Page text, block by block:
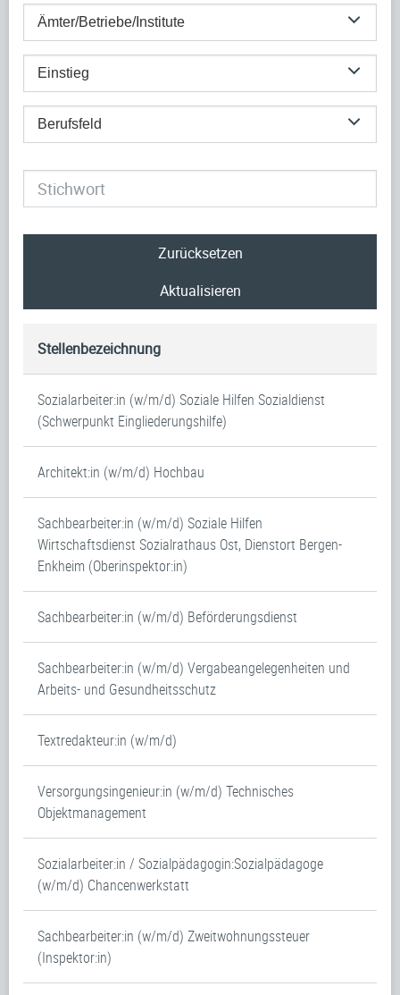
Ämter/Betriebe/Institute
Einstieg
Berufsfeld
Zurücksetzen
Aktualisieren
Stellenbezeichnung
Sozialarbeiter:in (w/m/d) Soziale Hilfen Sozialdienst
(Schwerpunkt Eingliederungshilfe)
Architekt:in (w/m/d) Hochbau
Sachbearbeiter:in (w/m/d) Soziale Hilfen
Wirtschaftsdienst Sozialrathaus Ost, Dienstort Bergen-
Enkheim (Oberinspektor:in)
Sachbearbeiter:in (w/m/d) Beförderungsdienst
Sachbearbeiter:in (w/m/d) Vergabeangelegenheiten und
Arbeits- und Gesundheitsschutz
Textredakteur:in (w/m/d)
Versorgungsingenieur:in (w/m/d) Technisches
Objektmanagement
Sozialarbeiter:in / Sozialpädagogin:Sozialpädagoge
(w/m/d) Chancenwerkstatt
Sachbearbeiter:in (w/m/d) Zweitwohnungssteuer
(Inspektor:in)